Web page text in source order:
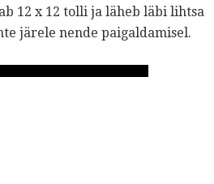
12 x 12 tolli ja läheb läbi lihtsa
järele nende paigaldamisel.